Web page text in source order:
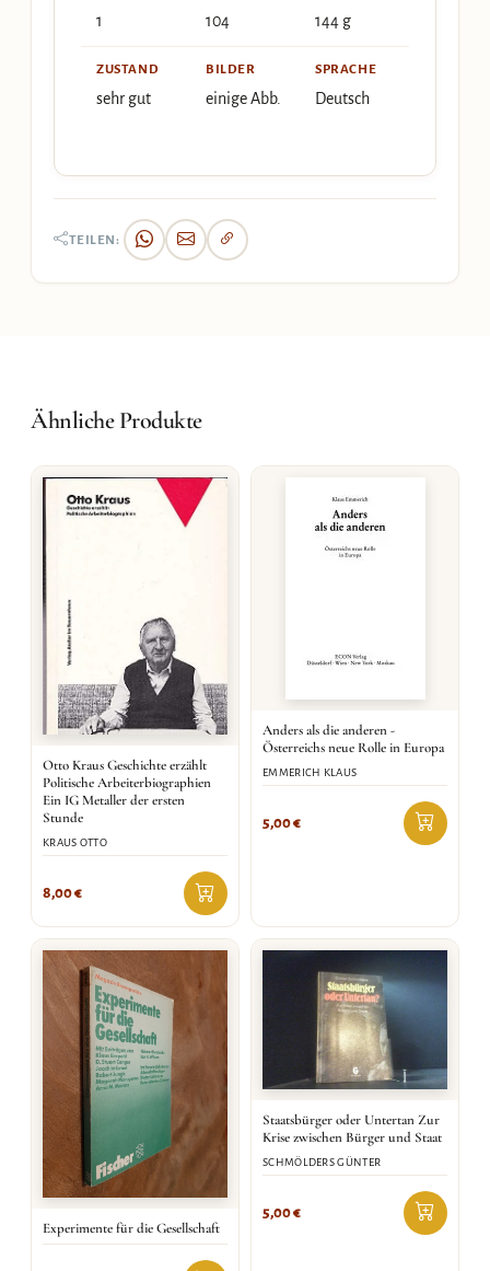
1 104 144 g
ZUSTAND
sehr gut
BILDER
einige Abb.
SPRACHE
Deutsch
TEILEN:
Ähnliche Produkte
Otto Kraus Geschichte erzählt
Politische Arbeiterbiographien
Ein IG Metaller der ersten
Stunde
KRAUS OTTO
8,00€
Anders als die anderen -
Österreichs neue Rolle in Europa
EMMERICH KLAUS
5,00€
Experimente für die Gesellschaft
Staatsbürger oder Untertan Zur
Krise zwischen Bürger und Staat
SCHMÖLDERS GÜNTER
5,00€